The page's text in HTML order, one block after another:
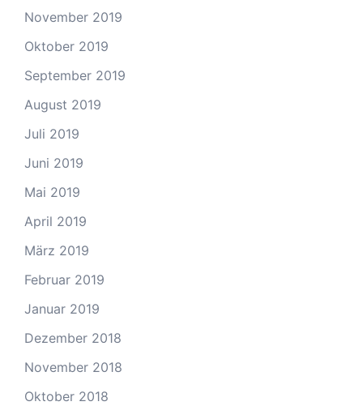
November 2019
Oktober 2019
September 2019
August 2019
Juli 2019
Juni 2019
Mai 2019
April 2019
März 2019
Februar 2019
Januar 2019
Dezember 2018
November 2018
Oktober 2018